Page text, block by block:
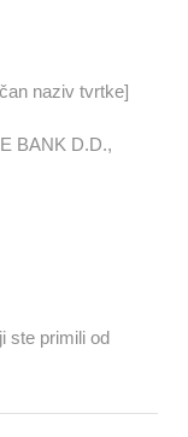
naziv tvrtke]
BANK D.D.,
ste primili od